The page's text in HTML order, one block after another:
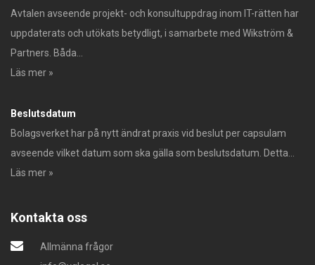
Avtalen avseende projekt- och konsultuppdrag inom IT-rätten har
uppdaterats och utökats betydligt, i samarbete med Wikström &
Partners. Båda...
Läs mer »
Beslutsdatum
Bolagsverket har på nytt ändrat praxis vid beslut per capsulam
avseende vilket datum som ska gälla som beslutsdatum. Detta...
Läs mer »
Kontakta oss
Allmänna frågor